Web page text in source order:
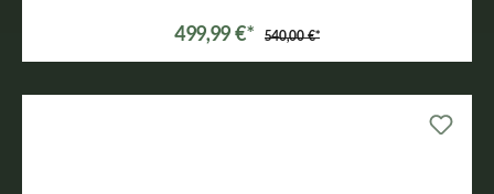
499,99 €* 540,00 €*